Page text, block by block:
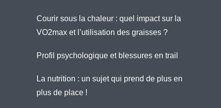
Courir sous la chaleur : quel impact sur la
VO2max et l’utilisation des graisses ?
Profil psychologique et blessures en trail
La nutrition : un sujet qui prend de plus en
plus de place !